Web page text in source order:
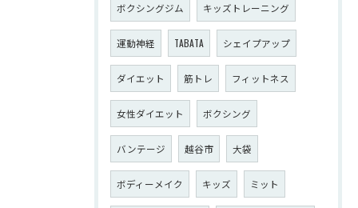
ボクシングジム キッズトレーニング
運動神経 TABATA シェイプアップ
ダイエット 筋トレ フィットネス
女性ダイエット ボクシング
バンテージ 越谷市 大袋
ボディーメイク キッズ ミット